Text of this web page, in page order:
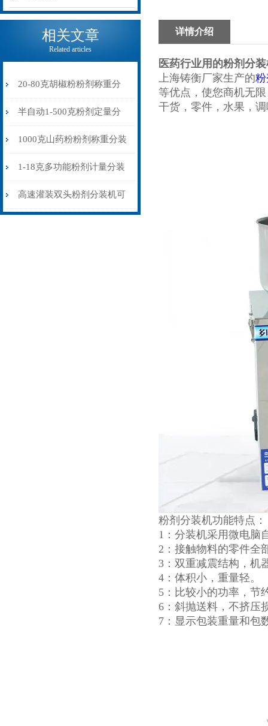
相关文章
Related articles
20-80克胡椒粉粉剂称重分
装机可配流水线
半自动1-500克粉剂定量分
装机强力震动下料
1000克山药粉粉剂称重分装
机震动螺旋下料
1-18克多功能粉剂计量分装
机厂家现货
高速灌装双头粉剂分装机可
详情介绍
医药行业用的粉剂分
上海铸衡厂家生产的
等优点，使您商机无
干货，零件，水果，
粉剂分装机功能特点：
1：分装机采用微电脑
2：接触物料的零件全
3：双重减震结构，机
4：体积小，重量轻。
5：比较小的功率，节
6：斜抛送料，不挤压
7：显示包装重量和包